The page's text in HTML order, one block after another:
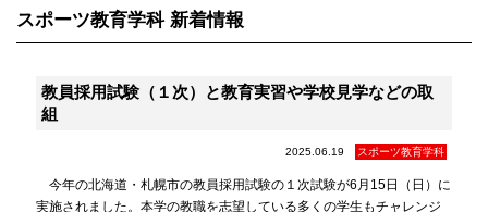
スポーツ教育学科 新着情報
教員採用試験（１次）と教育実習や学校見学などの取
組
2025.06.19 スポーツ教育学科
今年の北海道・札幌市の教員採用試験の１次試験が6月15日（日）に
実施されました。本学の教職を志望している多くの学生もチャレンジ